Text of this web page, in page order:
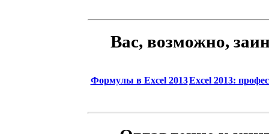
Вас, возможно,
Формулы в Excel 2013Excel 2013: